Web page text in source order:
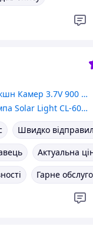
Акумулятор для Екшн Камер 3.7V 900 mAh
Акумуляторна лампа Solar Light CL-6028 світильник із сонячною панеллю ліхтар
Швидко
Актуальна
Гарне